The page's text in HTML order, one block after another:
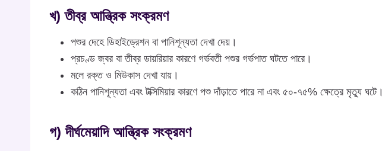
খ) তীব্র আন্ত্রিক সংক্রমণ
পশুর দেহে ডিহাইড্রেশন বা পানিশূন্যতা দেখা দেয়।
প্রচণ্ড জ্বর বা তীব্র ডায়রিয়ার কারণে গর্ভবতী পশুর গর্ভপাত ঘটতে পারে।
মলে রক্ত ও মিউকাস দেখা যায়।
কঠিন পানিশূন্যতা এবং টক্সিমিয়ার কারণে পশু দাঁড়াতে পারে না এবং ৫০-৭৫% ক্ষেত্রে মৃত্যু ঘটে।
গ) দীর্ঘমেয়াদি আন্ত্রিক সংক্রমণ